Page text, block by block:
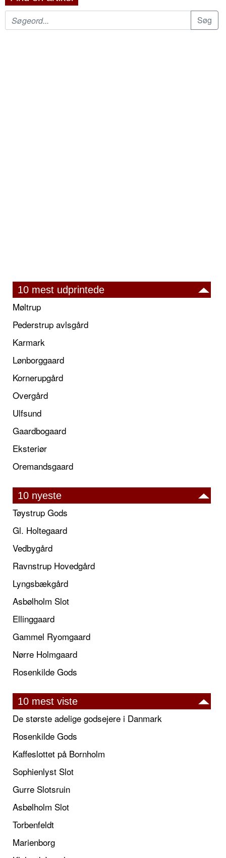
10 mest udprintede
Møltrup
Pederstrup avlsgård
Karmark
Lønborggaard
Kornerupgård
Overgård
Ulfsund
Gaardbogaard
Eksteriør
Oremandsgaard
10 nyeste
Tøystrup Gods
Gl. Holtegaard
Vedbygård
Ravnstrup Hovedgård
Lyngsbækgård
Asbølholm Slot
Ellinggaard
Gammel Ryomgaard
Nørre Holmgaard
Rosenkilde Gods
10 mest viste
De største adelige godsejere i Danmark
Rosenkilde Gods
Kaffeslottet på Bornholm
Sophienlyst Slot
Gurre Slotsruin
Asbølholm Slot
Torbenfeldt
Marienborg